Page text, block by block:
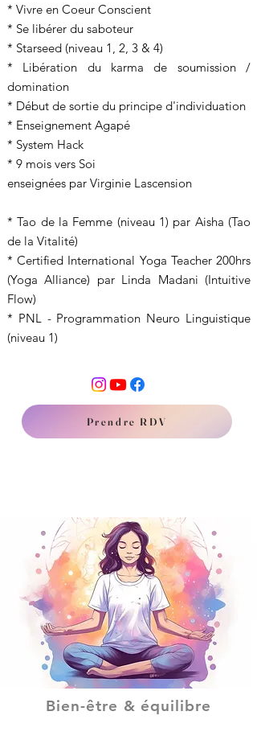
* Vivre en Coeur Conscient
* Se libérer du saboteur
* Starseed (niveau 1, 2, 3 & 4)
* Libération du karma de soumission /
domination
* Début de sortie du principe d'individuation
* Enseignement Agapé
* System Hack
* 9 mois vers Soi
​enseignées par Virginie Lascension
* Tao de la Femme (niveau 1) par Aisha (Tao
de la Vitalité)
* Certified International Yoga Teacher 200hrs
(Yoga Alliance) par Linda Madani (Intuitive
Flow)
* PNL - Programmation Neuro Linguistique
(niveau 1)
Prendre RDV
Bien-être & équilibre